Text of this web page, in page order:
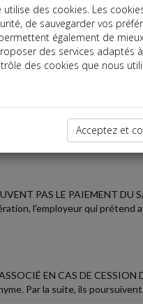
PAS LE PAIEMENT DU
l'employeur qui prétend
EN CAS DE CESSION
Par la suite, ils
des cookies. Les
de sauvegarder vos
également de
des services adaptés
des cookies que nous
Acceptez et